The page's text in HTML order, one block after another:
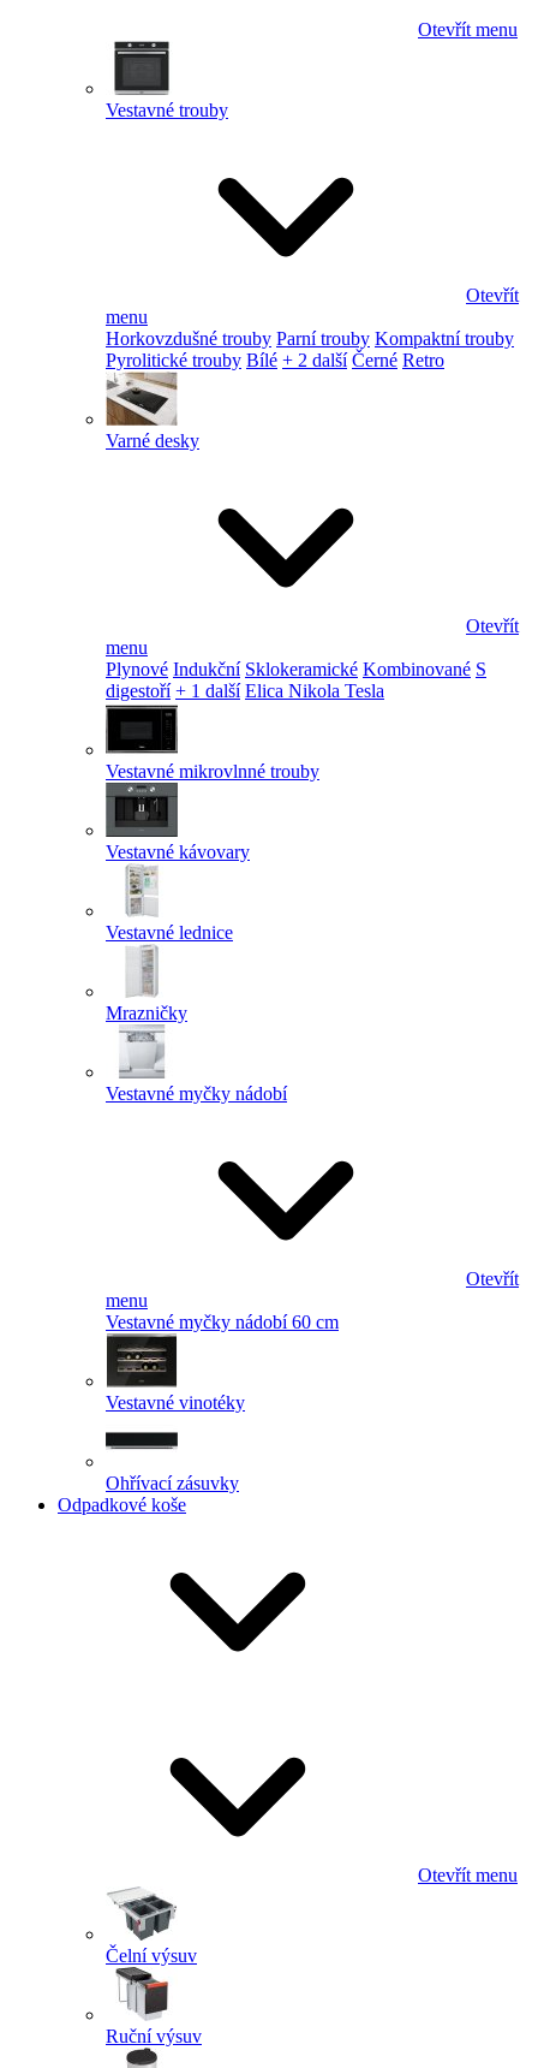
Otevřít menu
Vestavné trouby
Otevřít
menu
Horkovzdušné trouby Parní trouby Kompaktní trouby
Pyrolitické trouby Bílé + 2 další Černé Retro
Varné desky
Otevřít
menu
Plynové Indukční Sklokeramické Kombinované S
digestoří + 1 další Elica Nikola Tesla
Vestavné mikrovlnné trouby
Vestavné kávovary
Vestavné lednice
Mrazničky
Vestavné myčky nádobí
Otevřít
menu
Vestavné myčky nádobí 60 cm
Vestavné vinotéky
Ohřívací zásuvky
Odpadkové koše
Otevřít menu
Čelní výsuv
Ruční výsuv